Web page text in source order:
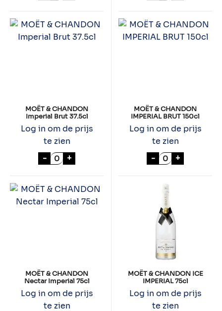
MOËT & CHANDON
Imperial Brut 37.5cl
Log in om de prijs
te zien
- MOËT & CHANDON Imperial Brut 37.5cl
+
MOËT & CHANDON
IMPERIAL BRUT 150cl
Log in om de prijs
te zien
- MOËT &
+
MOËT & CHANDON
Nectar Imperial 75cl
Log in om de prijs
te zien
MOËT & CHANDON ICE
IMPERIAL 75cl
Log in om de prijs
te zien